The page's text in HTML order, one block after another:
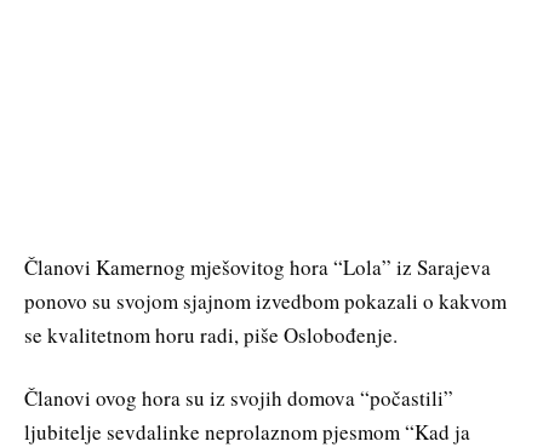
Članovi Kamernog mješovitog hora “Lola” iz Sarajeva
ponovo su svojom sjajnom izvedbom pokazali o kakvom
se kvalitetnom horu radi, piše Oslobođenje.
Članovi ovog hora su iz svojih domova “počastili”
ljubitelje sevdalinke neprolaznom pjesmom “Kad ja